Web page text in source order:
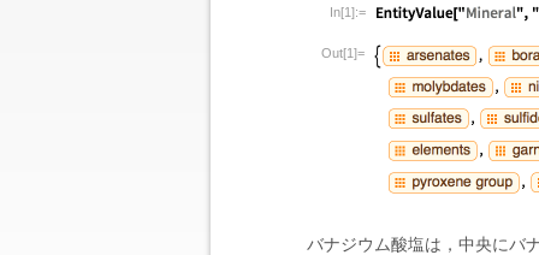
In[1]:=
Out[1]=
バナジウム酸塩は，中央にバ